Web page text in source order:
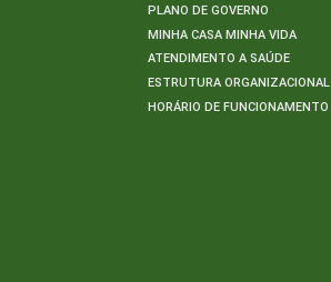
PLANO DE GOVERNO
MINHA CASA MINHA VIDA
ATENDIMENTO A SAÚDE
ESTRUTURA ORGANIZACIONAL
HORÁRIO DE FUNCIONAMENTO